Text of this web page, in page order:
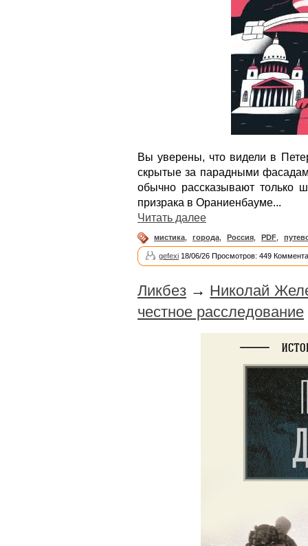
Вы уверены, что видели в
скрытые за парадными
обычно рассказывают только
призрака в Ораниенбауме...
Читать далее
мистика города Россия PDF
gefexi 18/06/26 Просмотров: 449
Ликбез → Николай
честное расследование